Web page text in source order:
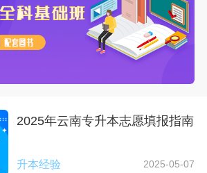
2025年云南专升本志愿填报指南
升本经验 2025-05-07